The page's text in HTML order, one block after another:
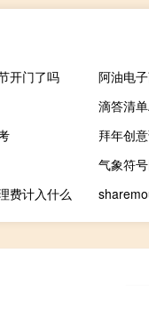
开门了吗
阿油电
拜年创
费计入什么